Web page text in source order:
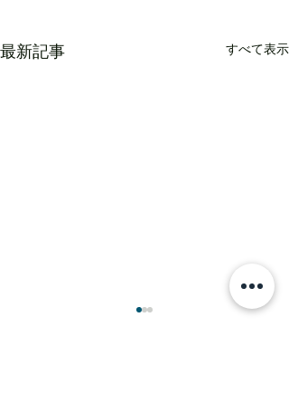
最新記事 すべて表示